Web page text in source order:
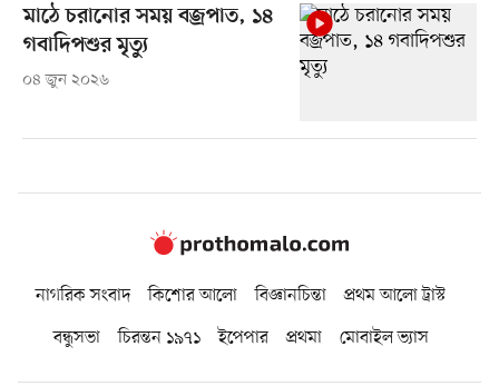
মাঠে চরানোর সময় বজ্রপাত, ১৪
গবাদিপশুর মৃত্যু
০৪ জুন ২০২৬
নাগরিক সংবাদ কিশোর আলো বিজ্ঞানচিন্তা
প্রথম আলো ট্রাস্ট
বন্ধুসভা
চিরন্তন ১৯৭১ ইপেপার প্রথমা মোবাইল ভ্যাস